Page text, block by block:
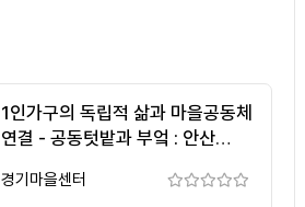
1인가구의 독립적 삶과 마을공동체
연결 - 공동텃밭과 부엌 : 안산
경기마을센터